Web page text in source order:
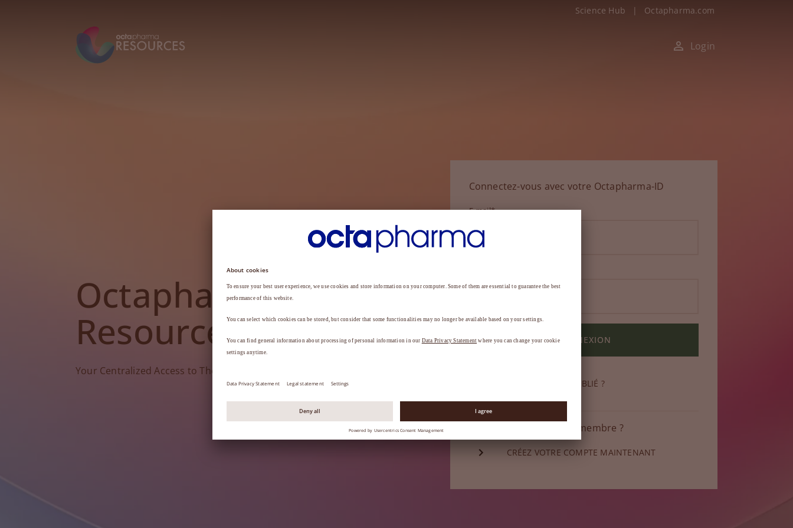
Science Hub | Octapharma.com
Login
Octapharma
Resources
Your Centralized Access to Therapy Tools.
Connectez-vous avec votre Octapharma-ID
E-mail*
CONNEXION
MOT DE PASSE OUBLIÉ ?
Vous n'êtes pas encore membre ?
CRÉEZ VOTRE COMPTE MAINTENANT